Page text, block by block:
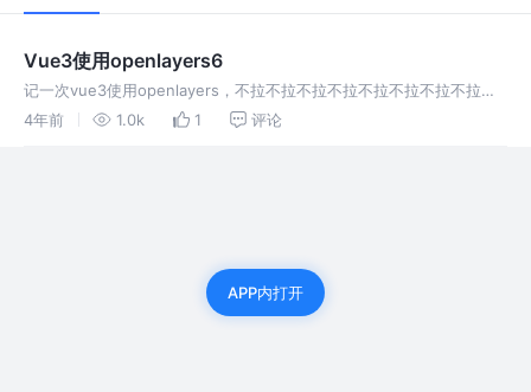
Vue3使用openlayers6
记一次vue3使用openlayers，不拉不拉不拉不拉不拉不拉不拉不拉不
拉不拉不拉不拉不拉不拉不拉不拉不拉不拉
4年前 1.0k 1 评论
APP内打开